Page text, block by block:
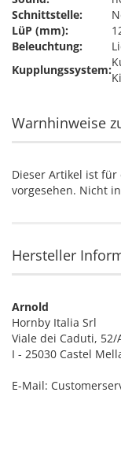
Schnittstelle:
LüP (mm):
Beleuchtung:
Kupplungssystem:
Warnhinweise
Dieser Artikel ist
vorgesehen. Nicht
Hersteller
Arnold
Hornby Italia Srl
Viale dei Caduti, 52/
I - 25030 Castel
E-Mail: